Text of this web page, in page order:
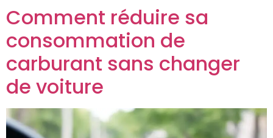
Comment réduire sa
consommation de
carburant sans changer
de voiture